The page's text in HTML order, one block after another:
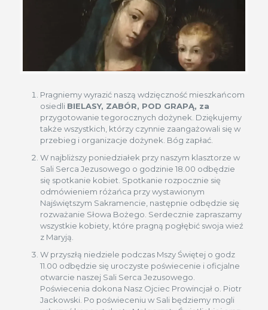
Pragniemy wyrazić naszą wdzięczność mieszkańcom
osiedli BIELASY, ZABÓR, POD GRAPĄ, za
przygotowanie tegorocznych dożynek. Dziękujemy
także wszystkich, którzy czynnie zaangażowali się w
przebieg i organizacje dożynek. Bóg zapłać.
W najbliższy poniedziałek przy naszym klasztorze w
Sali Serca Jezusowego o godzinie 18.00 odbędzie
się spotkanie kobiet. Spotkanie rozpocznie się
odmówieniem różańca przy wystawionym
Najświętszym Sakramencie, następnie odbędzie się
rozważanie Słowa Bożego. Serdecznie zapraszamy
wszystkie kobiety, które pragną pogłębić swoja wieź
z Maryją.
W przyszłą niedziele podczas Mszy Świętej o godz
11.00 odbędzie się uroczyste poświecenie i oficjalne
otwarcie naszej Sali Serca Jezusowego.
Poświecenia dokona Nasz Ojciec Prowincjał o. Piotr
Jackowski. Po poświeceniu w Sali będziemy mogli